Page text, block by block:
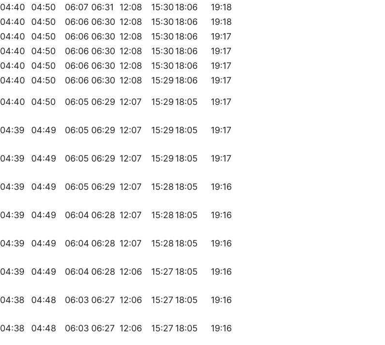
04:40 04:50 06:07 06:31 12:08 15:3018:06
19:18
04:40 04:50 06:06 06:30 12:08 15:3018:06
19:18
04:40 04:50 06:06 06:30 12:08 15:3018:06
19:17
04:40 04:50 06:06 06:30 12:08 15:3018:06
19:17
04:40 04:50 06:06 06:30 12:08 15:3018:06
19:17
04:40 04:50 06:06 06:30 12:08 15:29 18:06
19:17
04:40 04:50 06:05 06:29 12:07 15:29 18:05 19:17
04:39 04:49 06:05 06:29 12:07 15:29 18:05 19:17
04:39 04:49 06:05 06:29 12:07 15:29 18:05 19:17
04:39 04:49 06:05 06:29 12:07 15:28 18:05 19:16
04:39 04:49 06:04 06:28 12:07 15:28 18:05 19:16
04:39 04:49 06:04 06:28 12:07 15:28 18:05 19:16
04:39 04:49 06:04 06:28 12:06 15:27 18:05 19:16
04:38 04:48 06:03 06:27 12:06 15:27 18:05 19:16
04:38 04:48 06:03 06:27 12:06 15:27 18:05 19:16